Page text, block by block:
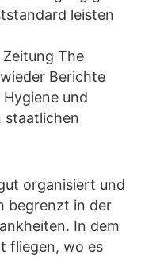
leisten
The
Berichte
und
staatlichen
organisiert und
begrenzt in der
In dem
fliegen, wo es